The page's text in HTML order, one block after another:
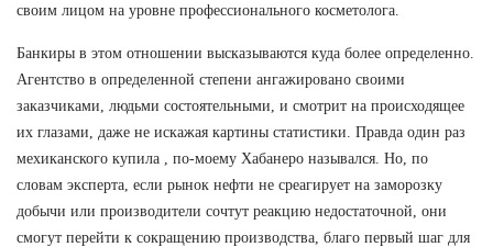
своим лицом на уровне профессионального косметолога.
Банкиры в этом отношении высказываются куда более определенно.
Агентство в определенной степени ангажировано своими
заказчиками, людьми состоятельными, и смотрит на происходящее
их глазами, даже не искажая картины статистики. Правда один раз
мехиканского купила , по-моему Хабанеро назывался. Но, по
словам эксперта, если рынок нефти не среагирует на заморозку
добычи или производители сочтут реакцию недостаточной, они
смогут перейти к сокращению производства, благо первый шаг для